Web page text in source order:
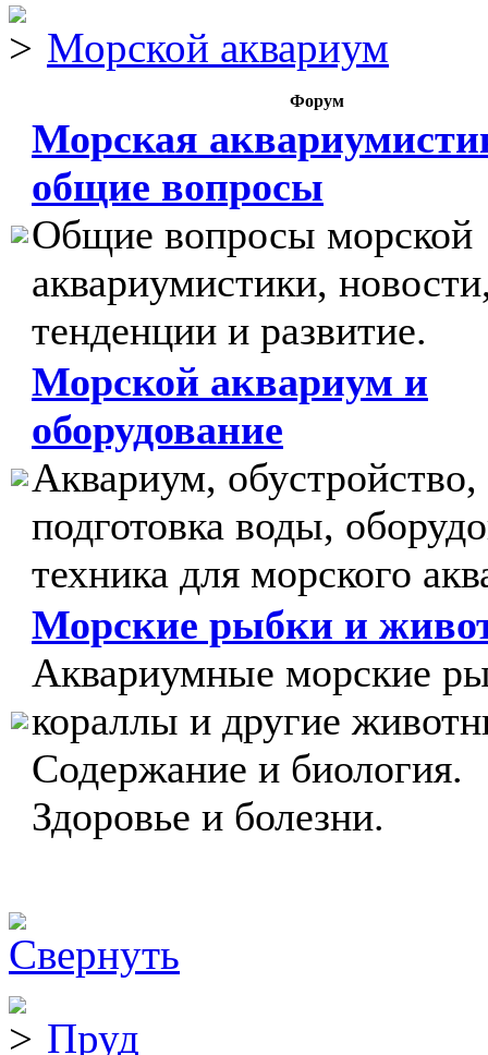
Морской аквариум
Форум
Морская
общие вопросы
Общие вопросы морской
аквариумистики,
тенденции и развитие.
Морской аквариум и
оборудование
Аквариум, обустройство,
подготовка воды,
техника для морского
Морские рыбки и
Аквариумные морские
кораллы и другие
Содержание и биология.
Здоровье и болезни.
Пруд